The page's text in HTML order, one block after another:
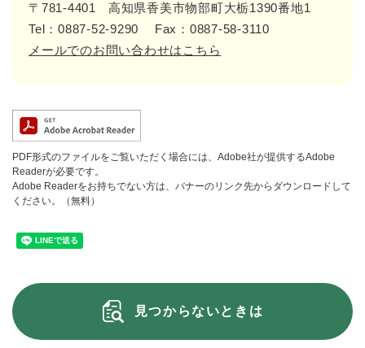
〒781-4401
高知県香美市物部町大栃1390番地1
Tel：0887-52-9290
Fax：0887-58-3110
メールでのお問い合わせはこちら
PDF形式のファイルをご覧いただく場合には、Adobe社が提供するAdobe
Readerが必要です。
Adobe Readerをお持ちでない方は、バナーのリンク先からダウンロードして
ください。（無料）
見つからないときは